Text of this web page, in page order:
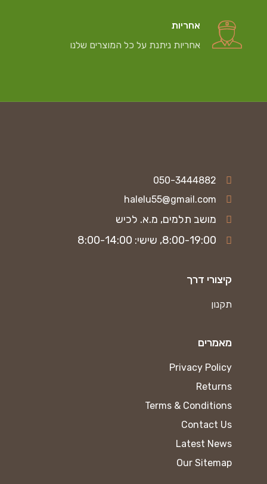
אחריות
אחריות ניתנת על כל המוצרים שלנו
050-3444882
halelu55@gmail.com
מושב תלמים, מ.א. לכיש
8:00-19:00, שישי: 8:00-14:00
קיצורי דרך
תקנון
מאמרים
Privacy Policy
Returns
Terms & Conditions
Contact Us
Latest News
Our Sitemap